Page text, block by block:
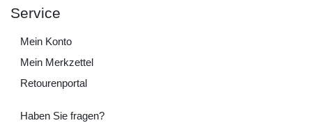
Service
Mein Konto
Mein Merkzettel
Retourenportal
Haben Sie fragen?